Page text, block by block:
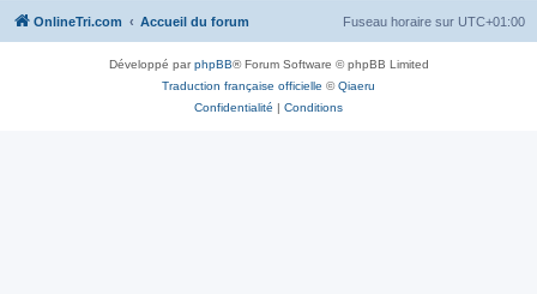
OnlineTri.com Accueil du forum Fuseau horaire sur UTC+01:00
Développé parphpBB® Forum Software © phpBB Limited
Traduction française officielle ©Qiaeru
Confidentialité
Conditions